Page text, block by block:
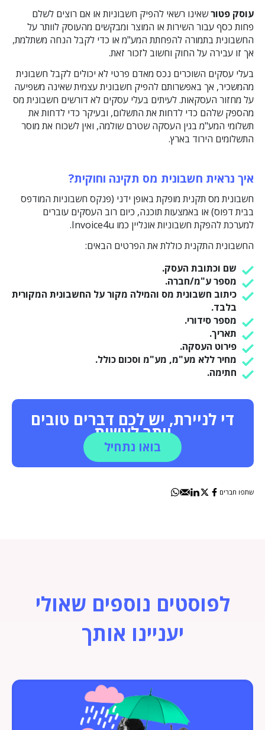
עוסק פטורשאינו רשאי להפיק חשבוניות או אם רוצים לשלם
פחות כסף עבור השירות או המוצר ומבקשים מהעוסק לוותר על
החשבונית בתמורה להפחתת המע"מ או כדי לקבל הנחה משתלמת,
אך זו עבירה על החוק וחשוב לזכור זאת.
בעלי עסקים השוכרים נכס מאדם פרטי לא יכולים לקבל חשבונית
מהמשכיר, אך באפשרותם להפיק חשבונית עצמית שאינה משפיעה
על מחזור העסקאות. לעיתים בעלי עסקים לא דורשים חשבונית מס
מהספק שלהם כדי לדחות את התשלום, ובעיקר כדי לדחות את
תשלומי המע"מ בגין העסקה שטרם שולמה, ואין לשכוח את מוסר
התשלומים הירוד בארץ.
איך נראית חשבונית מס תקינה וחוקית?
חשבונית מס תקנית מופקת באופן ידני (פנקס חשבוניות המודפס
בבית דפוס) או באמצעות תוכנה, כיום רוב העסקים עוברים
למערכת להפקת חשבוניות אונליין כמו Invoice4u.
החשבונית התקנית כוללת את הפרטים הבאים:
שם וכתובת העסק.
מספר ע"מ/חברה.
כיתוב חשבונית מס והמילה מקור על החשבונית המקורית
בלבד.
מספר סידורי.
תאריך.
פירוט העסקה.
מחיר ללא מע"מ, מע"מ וסכום כולל.
חתימה.
די לניירת, יש לכם דברים טובים
יותר לעשות
בואו נתחיל
שתפו חברים
לפוסטים נוספים שאולי
יעניינו אותך